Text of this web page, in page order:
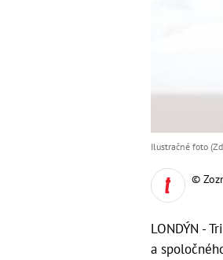
Ilustračné foto
©
LONDÝN -
a